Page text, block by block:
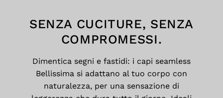
SENZA CUCITURE, SENZA
COMPROMESSI.
Dimentica segni e fastidi: i capi seamless
Bellissima si adattano al tuo corpo con
naturalezza, per una sensazione di